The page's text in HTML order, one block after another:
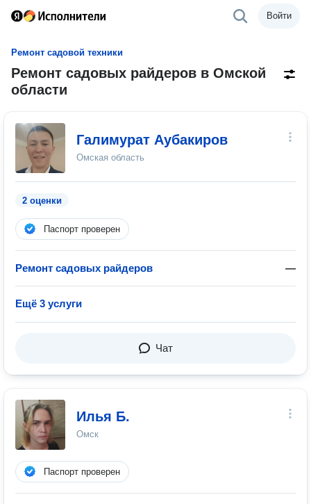
Войти
Ремонт садовой техники
Ремонт садовых райдеров в Омской
области
Галимурат Аубакиров
Омская область
2 оценки
Паспорт проверен
Ремонт садовых райдеров —
Ещё 3 услуги
Чат
Илья Б.
Омск
Паспорт проверен